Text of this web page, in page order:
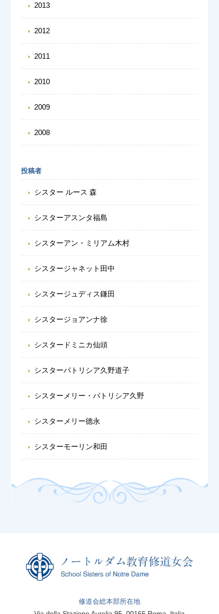
2013
2012
2011
2010
2009
2008
投稿者
シスター ルース 森
シスターアスンタ福島
シスターアン・ミリアム木村
シスタージャネット田中
シスタージュディス鎌田
シスタージョアンナ徐
シスタードミニカ仙頭
シスターパトリシア久野道子
シスターメリー・パトリシア久野
シスターメリー德永
シスターモーリン和田
修道会総本部所在地